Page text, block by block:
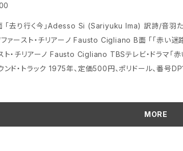
「去り行く今」Adesso Si (Sariyuku Ima) 訳詩/音羽
スト・チリアーノ Fausto Cigliano B面 「「赤い迷路」のテーマ」 作曲・編曲/木下忠司 歌/ファ
リアーノ Fausto Cigliano TBSテレビ・ドラマ「赤い迷路」のA面は挿入歌、B面はオリジナル・
1975年、定価500円、ポリドール、番号DP1962 ジャケットの状態は端や角にシワ部
MORE